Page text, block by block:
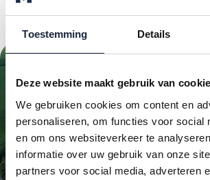
Toestemming Details
Deze website maakt gebruik van
We gebruiken cookies om content en
personaliseren, om functies voor social
en om ons websiteverkeer te
informatie over uw gebruik van onze
partners voor social media, adverteren